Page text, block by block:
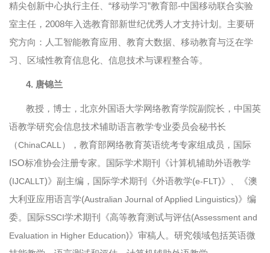
精尖创新中心执行主任、“移动学习”教育部-中国移动联合实验
室主任，2008年入选教育部新世纪优秀人才支持计划。主要研
究方向：人工智能教育应用、教育大数据、移动教育与泛在学
习、区域性教育信息化、信息技术与课程整合等。
4. 唐锦兰
教授，博士，北京外国语大学网络教育学院副院长，中国英
语教学研究会信息技术辅助语言教学专业委员会秘书长
（ChinaCALL ），教育部网络教育英语统考专家组成员，国际
ISO标准协会注册专家。国际学术期刊《计算机辅助外语教学
(IJCALLT)》副主编，国际学术期刊《外语教学(e-FLT)》、《澳
大利亚应用语言学(Australian Journal of Applied Linguistics)》编
委。国际SSCI学术期刊《高等教育测试与评估(Assessment and
Evaluation in Higher Education)》审稿人。研究领域包括英语微